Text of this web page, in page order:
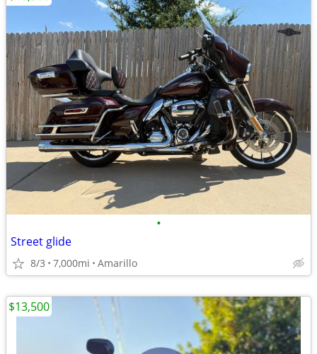
•
Street glide
8/3 7,000mi Amarillo
$13,500